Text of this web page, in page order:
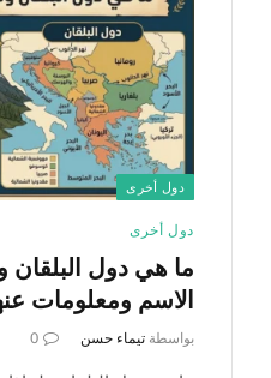
دول أخرى
دول أخرى
ما هي دول البلقان
الاسم ومعلومات
بواسطة تيماء حسن 0